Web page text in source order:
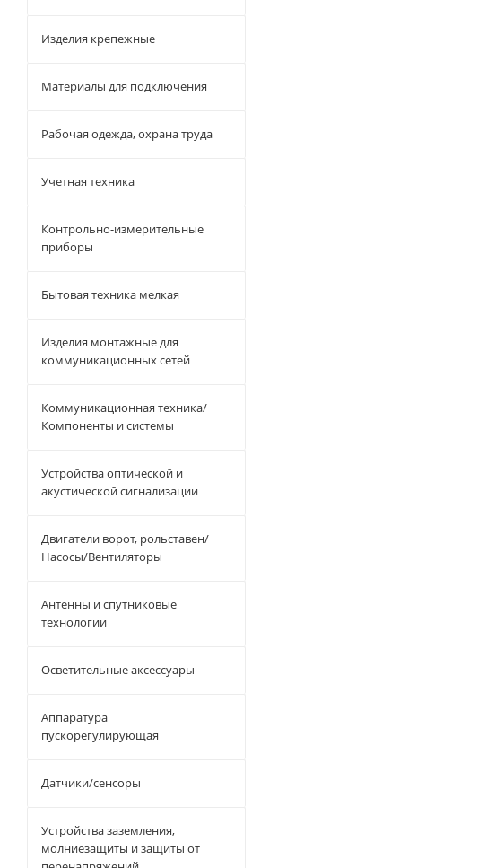
Изделия крепежные
Материалы для подключения
Рабочая одежда, охрана труда
Учетная техника
Контрольно-измерительные
приборы
Бытовая техника мелкая
Изделия монтажные для
коммуникационных сетей
Коммуникационная техника/
Компоненты и системы
Устройства оптической и
акустической сигнализации
Двигатели ворот, рольставен/
Насосы/Вентиляторы
Антенны и спутниковые
технологии
Осветительные аксессуары
Аппаратура
пускорегулирующая
Датчики/сенсоры
Устройства заземления,
молниезащиты и защиты от